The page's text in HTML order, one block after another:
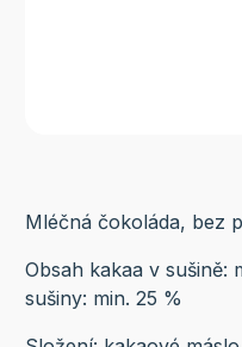
Mléčná čokoláda, bez
Obsah kakaa v sušině:
sušiny: min. 25 %